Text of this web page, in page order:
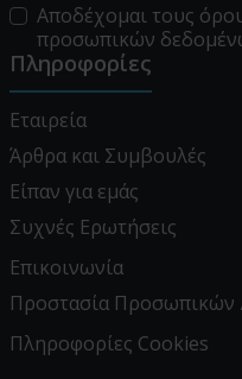
Αποδέχομαι τους
προσωπικών
Πληροφορίες
Εταιρεία
Άρθρα και Συμβουλές
Είπαν για εμάς
Συχνές Ερωτήσεις
Επικοινωνία
Προστασία Προσωπικών
Πληροφορίες Cookies